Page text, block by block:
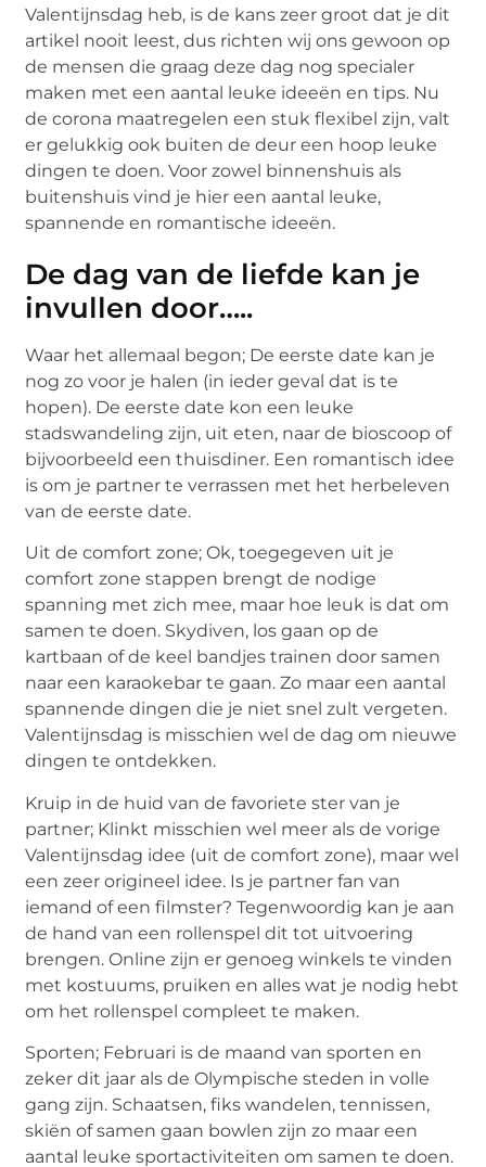
Valentijnsdag heb, is de kans zeer groot dat je dit
artikel nooit leest, dus richten wij ons gewoon op
de mensen die graag deze dag nog specialer
maken met een aantal leuke ideeën en tips. Nu
de corona maatregelen een stuk flexibel zijn, valt
er gelukkig ook buiten de deur een hoop leuke
dingen te doen. Voor zowel binnenshuis als
buitenshuis vind je hier een aantal leuke,
spannende en romantische ideeën.
De dag van de liefde kan je
invullen door…..
Waar het allemaal begon; De eerste date kan je
nog zo voor je halen (in ieder geval dat is te
hopen). De eerste date kon een leuke
stadswandeling zijn, uit eten, naar de bioscoop of
bijvoorbeeld een thuisdiner. Een romantisch idee
is om je partner te verrassen met het herbeleven
van de eerste date.
Uit de comfort zone; Ok, toegegeven uit je
comfort zone stappen brengt de nodige
spanning met zich mee, maar hoe leuk is dat om
samen te doen. Skydiven, los gaan op de
kartbaan of de keel bandjes trainen door samen
naar een karaokebar te gaan. Zo maar een aantal
spannende dingen die je niet snel zult vergeten.
Valentijnsdag is misschien wel de dag om nieuwe
dingen te ontdekken.
Kruip in de huid van de favoriete ster van je
partner; Klinkt misschien wel meer als de vorige
Valentijnsdag idee (uit de comfort zone), maar wel
een zeer origineel idee. Is je partner fan van
iemand of een filmster? Tegenwoordig kan je aan
de hand van een rollenspel dit tot uitvoering
brengen. Online zijn er genoeg winkels te vinden
met kostuums, pruiken en alles wat je nodig hebt
om het rollenspel compleet te maken.
Sporten; Februari is de maand van sporten en
zeker dit jaar als de Olympische steden in volle
gang zijn. Schaatsen, fiks wandelen, tennissen,
skiën of samen gaan bowlen zijn zo maar een
aantal leuke sportactiviteiten om samen te doen.